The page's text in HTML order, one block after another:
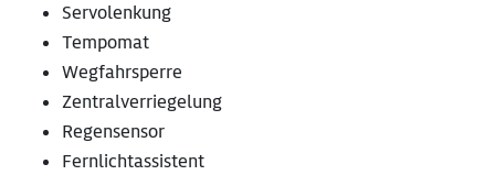
Servolenkung
Tempomat
Wegfahrsperre
Zentralverriegelung
Regensensor
Fernlichtassistent